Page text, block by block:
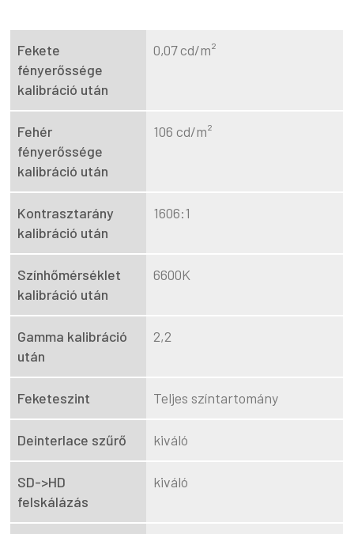
Fekete
fényerőssége
kalibráció után
0,07 cd/m²
Fehér
fényerőssége
kalibráció után
106 cd/m²
Kontrasztarány
kalibráció után
1606:1
Színhőmérséklet
kalibráció után
6600K
Gamma kalibráció
után
2,2
Feketeszint Teljes színtartomány
Deinterlace szűrő kiváló
SD->HD
felskálázás
kiváló